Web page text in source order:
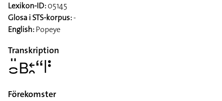
Lexikon-ID:05145
Glosa i STS-korpus:-
English:Popeye
Transkription
􌤌􌤺􌤧􌥓􌥘􌦨􌥼􌥻
Förekomster